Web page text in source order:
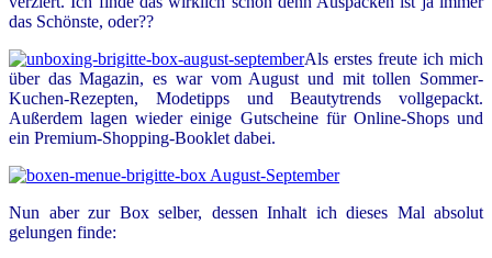
das Schönste, oder??
Als erstes freute ich mich
über das Magazin, es war vom August und mit tollen Sommer-
Kuchen-Rezepten, Modetipps und Beautytrends vollgepackt.
Außerdem lagen wieder einige Gutscheine für Online-Shops und
ein Premium-Shopping-Booklet dabei.
Nun aber zur Box selber, dessen Inhalt ich dieses Mal absolut
gelungen finde: